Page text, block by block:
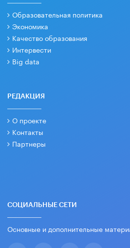
Образовательная политика
Экономика
Качество образования
Интервести
Big data
РЕДАКЦИЯ
О проекте
Контакты
Партнеры
СОЦИАЛЬНЫЕ СЕТИ
Основные и дополнительные